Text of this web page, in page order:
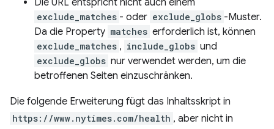
Die URL entspricht nicht auch einem
exclude_matches - oder exclude_globs -Muster.
Da die Property matches erforderlich ist, können
exclude_matches , include_globs und
exclude_globs nur verwendet werden, um die
betroffenen Seiten einzuschränken.
Die folgende Erweiterung fügt das Inhaltsskript in
https://www.nytimes.com/health , aber nicht in